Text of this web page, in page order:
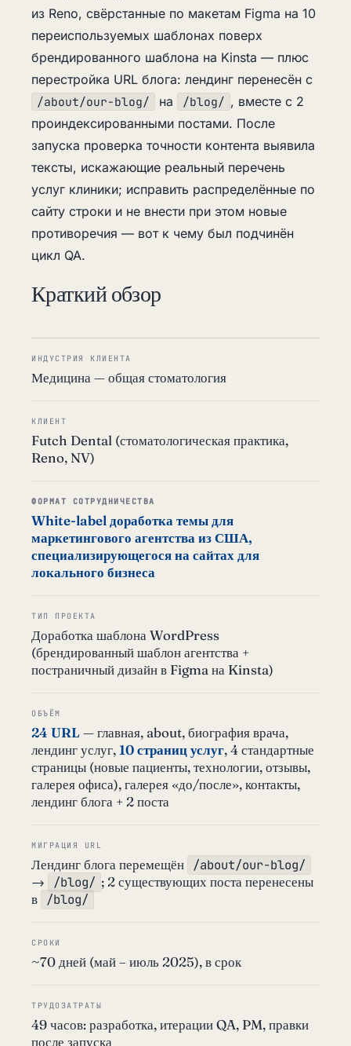
из Reno, свёрстанные по макетам Figma на 10
переиспользуемых шаблонах поверх
брендированного шаблона на Kinsta — плюс
перестройка URL блога: лендинг перенесён с
/about/our-blog/ на /blog/ , вместе с 2
проиндексированными постами. После
запуска проверка точности контента выявила
тексты, искажающие реальный перечень
услуг клиники; исправить распределённые по
сайту строки и не внести при этом новые
противоречия — вот к чему был подчинён
цикл QA.
Краткий обзор
ИНДУСТРИЯ КЛИЕНТА
Медицина — общая стоматология
КЛИЕНТ
Futch Dental (стоматологическая практика,
Reno, NV)
ФОРМАТ СОТРУДНИЧЕСТВА
White-label доработка темы для
маркетингового агентства из США,
специализирующегося на сайтах для
локального бизнеса
ТИП ПРОЕКТА
Доработка шаблона WordPress
(брендированный шаблон агентства +
постраничный дизайн в Figma на Kinsta)
ОБЪЁМ
24 URL— главная, about, биография врача,
лендинг услуг, 10 страниц услуг, 4 стандартные
страницы (новые пациенты, технологии, отзывы,
галерея офиса), галерея «до/после», контакты,
лендинг блога + 2 поста
МИГРАЦИЯ URL
Лендинг блога перемещён
/about/our-blog/
→
/blog/ ; 2 существующих поста перенесены
в
/blog/
СРОКИ
~70 дней (май – июль 2025), в срок
ТРУДОЗАТРАТЫ
49 часов: разработка, итерации QA, PM, правки
после запуска